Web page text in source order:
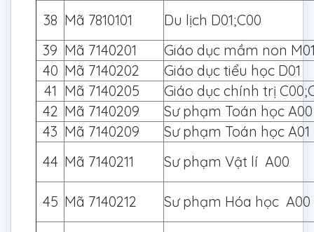
38 Mã 7810101
Du lịch D01;C00
39 Mã 7140201
Giáo dục mầm non
40 Mã 7140202
Giáo dục tiểu học D01
41 Mã 7140205
Giáo dục chính trị
42 Mã 7140209
Sư phạm Toán học A00
43 Mã 7140209
Sư phạm Toán học A01
44 Mã 7140211 Sư phạm Vật lí A00
45 Mã 7140212 Sư phạm Hóa học